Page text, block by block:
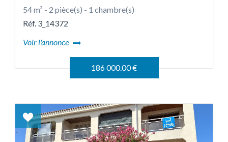
54 m² - 2 pièce(s) - 1 chambre(s)
Réf. 3_14372
Voir l'annonce
186 000.00 €
Coup
de